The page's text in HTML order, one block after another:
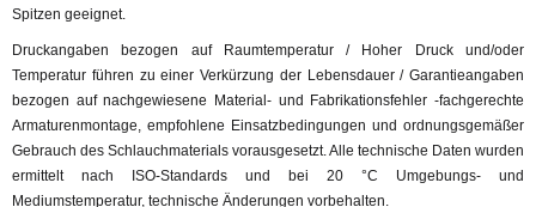
Spitzen geeignet.
Druckangaben bezogen auf Raumtemperatur / Hoher Druck und/oder
Temperatur führen zu einer Verkürzung der Lebensdauer / Garantieangaben
bezogen auf nachgewiesene Material- und Fabrikationsfehler -fachgerechte
Armaturenmontage, empfohlene Einsatzbedingungen und ordnungsgemäßer
Gebrauch des Schlauchmaterials vorausgesetzt. Alle technische Daten wurden
ermittelt nach ISO-Standards und bei 20 °C Umgebungs- und
Mediumstemperatur, technische Änderungen vorbehalten.